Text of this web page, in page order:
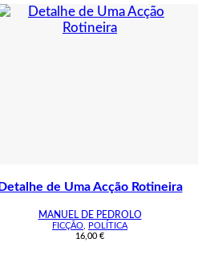
de Uma Acção Rotineira
MANUEL DE PEDROLO
FICÇÃO
POLÍTICA
16,00 €